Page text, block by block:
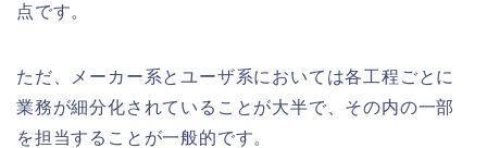
点です。
ただ、メーカー系とユーザ系においては各工程ごとに
業務が細分化されていることが大半で、その内の一部
を担当することが一般的です。